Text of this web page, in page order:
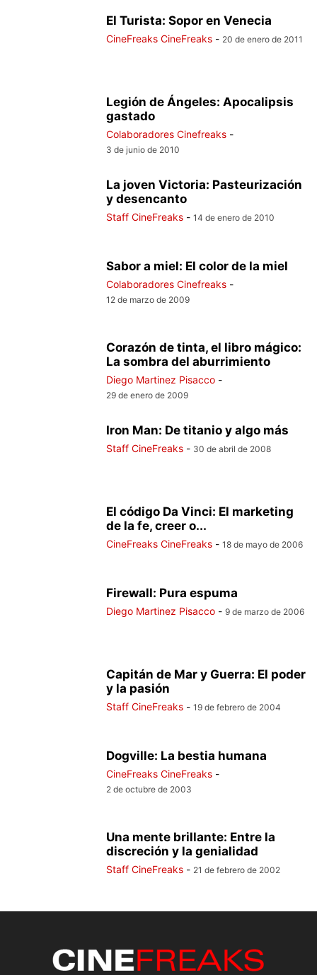
El Turista: Sopor en Venecia
CineFreaks CineFreaks - 20 de enero de 2011
Legión de Ángeles: Apocalipsis
gastado
Colaboradores Cinefreaks -
3 de junio de 2010
La joven Victoria: Pasteurización
y desencanto
Staff CineFreaks - 14 de enero de 2010
Sabor a miel: El color de la miel
Colaboradores Cinefreaks -
12 de marzo de 2009
Corazón de tinta, el libro mágico:
La sombra del aburrimiento
Diego Martinez Pisacco -
29 de enero de 2009
Iron Man: De titanio y algo más
Staff CineFreaks - 30 de abril de 2008
El código Da Vinci: El marketing
de la fe, creer o...
CineFreaks CineFreaks - 18 de mayo de 2006
Firewall: Pura espuma
Diego Martinez Pisacco - 9 de marzo de 2006
Capitán de Mar y Guerra: El poder
y la pasión
Staff CineFreaks - 19 de febrero de 2004
Dogville: La bestia humana
CineFreaks CineFreaks -
2 de octubre de 2003
Una mente brillante: Entre la
discreción y la genialidad
Staff CineFreaks - 21 de febrero de 2002